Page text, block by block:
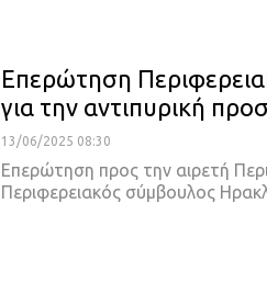
Επερώτηση
για την αντιπυρική
13/06/2025 08:30
Επερώτηση προς την αιρετή
Περιφερειακός σύμβουλος